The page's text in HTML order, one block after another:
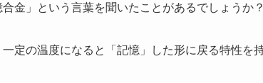
金」という言葉を聞いたことがあるでしょうか？
定の温度になると「記憶」した形に戻る特性を